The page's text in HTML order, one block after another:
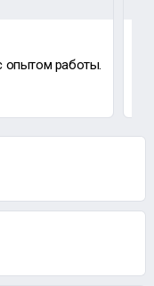
опытом работы.